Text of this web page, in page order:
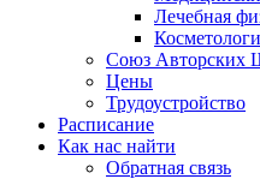
Лечебная
Союз
Цены
Трудоустройство
Расписание
Как нас найти
Обратная связь